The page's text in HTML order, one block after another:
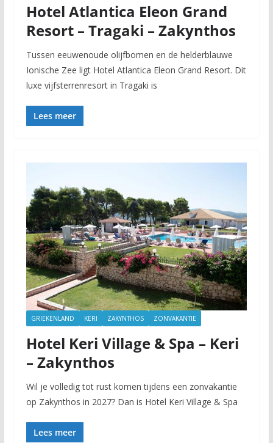
Hotel Atlantica Eleon Grand
Resort – Tragaki – Zakynthos
Tussen eeuwenoude olijfbomen en de helderblauwe
Ionische Zee ligt Hotel Atlantica Eleon Grand Resort. Dit
luxe vijfsterrenresort in Tragaki is
Lees meer
GRIEKENLAND KERI ZAKYNTHOS ZONVAKANTIE
Hotel Keri Village & Spa – Keri
– Zakynthos
Wil je volledig tot rust komen tijdens een zonvakantie
op Zakynthos in 2027? Dan is Hotel Keri Village & Spa
Lees meer